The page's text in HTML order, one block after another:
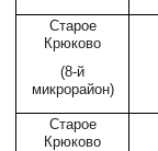
Старое
Крюково
(8-й
микрорайон)
Старое
Крюково